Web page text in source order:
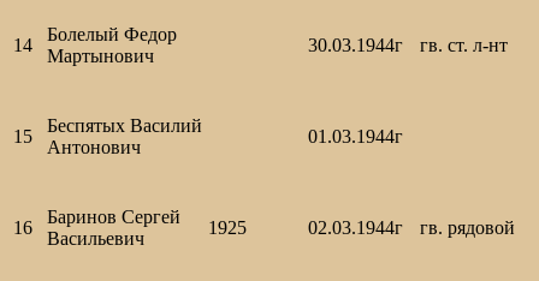
14
Болелый Федор
Мартынович
30.03.1944г гв. ст. л-нт
15
Беспятых Василий
Антонович
01.03.1944г
16
Баринов Сергей
Васильевич
1925 02.03.1944г гв. рядовой